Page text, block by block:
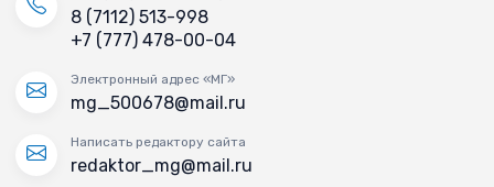
8 (7112) 513-998
+7 (777) 478-00-04
Электронный адрес «МГ»
mg_500678@mail.ru
Написать редактору сайта
redaktor_mg@mail.ru